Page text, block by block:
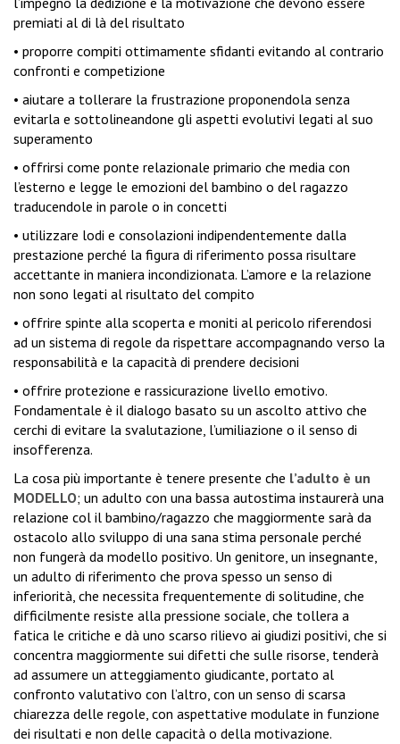
premiati al di là del risultato
• proporre compiti ottimamente sfidanti evitando al contrario
confronti e competizione
• aiutare a tollerare la frustrazione proponendola senza
evitarla e sottolineandone gli aspetti evolutivi legati al suo
superamento
• offrirsi come ponte relazionale primario che media con
l’esterno e legge le emozioni del bambino o del ragazzo
traducendole in parole o in concetti
• utilizzare lodi e consolazioni indipendentemente dalla
prestazione perché la figura di riferimento possa risultare
accettante in maniera incondizionata. L’amore e la relazione
non sono legati al risultato del compito
• offrire spinte alla scoperta e moniti al pericolo riferendosi
ad un sistema di regole da rispettare accompagnando verso la
responsabilità e la capacità di prendere decisioni
• offrire protezione e rassicurazione livello emotivo.
Fondamentale è il dialogo basato su un ascolto attivo che
cerchi di evitare la svalutazione, l’umiliazione o il senso di
insofferenza.
La cosa più importante è tenere presente che l’adulto è un
MODELLO; un adulto con una bassa autostima instaurerà una
relazione col il bambino/ragazzo che maggiormente sarà da
ostacolo allo sviluppo di una sana stima personale perché
non fungerà da modello positivo. Un genitore, un insegnante,
un adulto di riferimento che prova spesso un senso di
inferiorità, che necessita frequentemente di solitudine, che
difficilmente resiste alla pressione sociale, che tollera a
fatica le critiche e dà uno scarso rilievo ai giudizi positivi, che si
concentra maggiormente sui difetti che sulle risorse, tenderà
ad assumere un atteggiamento giudicante, portato al
confronto valutativo con l’altro, con un senso di scarsa
chiarezza delle regole, con aspettative modulate in funzione
dei risultati e non delle capacità o della motivazione.